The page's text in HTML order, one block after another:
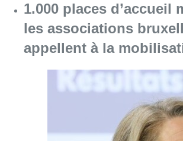
1.000 places d’accueil
les associations
appellent à la